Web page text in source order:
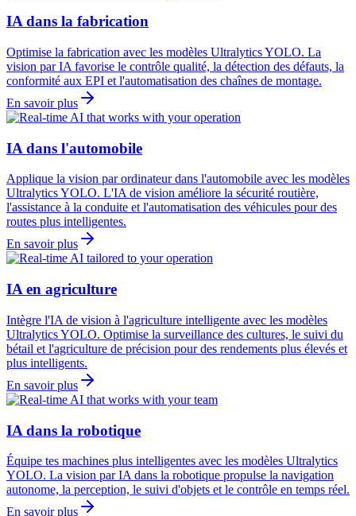
IA dans la fabrication
Optimise la fabrication avec les modèles Ultralytics YOLO. La
vision par IA favorise le contrôle qualité, la détection des défauts, la
conformité aux EPI et l'automatisation des chaînes de montage.
En savoir plus
IA dans l'automobile
Applique la vision par ordinateur dans l'automobile avec les modèles
Ultralytics YOLO. L'IA de vision améliore la sécurité routière,
l'assistance à la conduite et l'automatisation des véhicules pour des
routes plus intelligentes.
En savoir plus
IA en agriculture
Intègre l'IA de vision à l'agriculture intelligente avec les modèles
Ultralytics YOLO. Optimise la surveillance des cultures, le suivi du
bétail et l'agriculture de précision pour des rendements plus élevés et
plus intelligents.
En savoir plus
IA dans la robotique
Équipe tes machines plus intelligentes avec les modèles Ultralytics
YOLO. La vision par IA dans la robotique propulse la navigation
autonome, la perception, le suivi d'objets et le contrôle en temps réel.
En savoir plus